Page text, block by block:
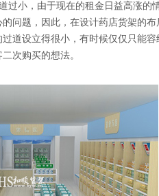
亚克力背板 母婴店货架_木侧框中岛
小，由于现在的租金日益高涨的
问题，因此，在设计药店货架的
道设立得很小，有时候仅仅只能
次购买的想法。